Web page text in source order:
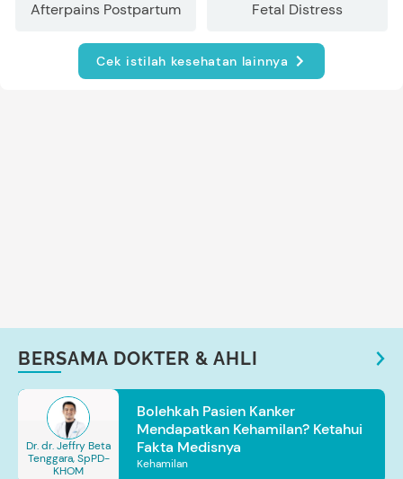
Afterpains Postpartum Fetal Distress
Cek istilah kesehatan lainnya
BERSAMA DOKTER & AHLI
Dr. dr. Jeffry Beta
Tenggara, SpPD-
KHOM
Bolehkah Pasien Kanker
Mendapatkan Kehamilan? Ketahui
Fakta Medisnya
Kehamilan